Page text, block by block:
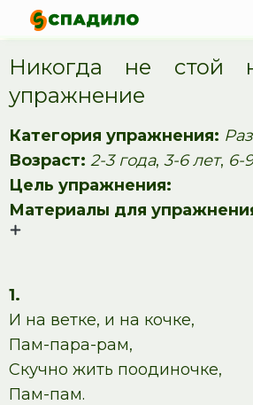
Никогда не стой
упражнение
Категория упражнения:
Возраст: 2-3 года, 3-6 лет, 6-
Цель упражнения:
Материалы для
1.
И на ветке, и на кочке,
Пам-пара-рам,
Скучно жить поодиночке,
Пам-пам.